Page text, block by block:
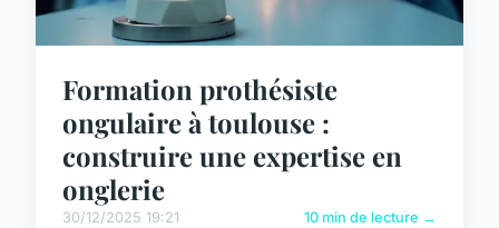
Formation prothésiste
ongulaire à toulouse :
construire une expertise en
onglerie
30/12/2025 19:21 10 min de lecture →